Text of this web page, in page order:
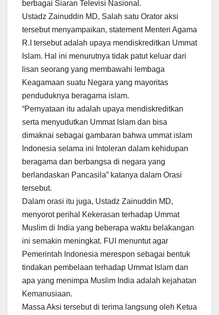
berbagai Siaran Televisi Nasional.
Ustadz Zainuddin MD, Salah satu Orator aksi
tersebut menyampaikan, statement Menteri Agama
R.I tersebut adalah upaya mendiskreditkan Ummat
Islam. Hal ini menurutnya tidak patut keluar dari
lisan seorang yang membawahi lembaga
Keagamaan suatu Negara yang mayoritas
penduduknya beragama islam.
“Pernyataan itu adalah upaya mendiskreditkan
serta menyudutkan Ummat Islam dan bisa
dimaknai sebagai gambaran bahwa ummat islam
Indonesia selama ini Intoleran dalam kehidupan
beragama dan berbangsa di negara yang
berlandaskan Pancasila” katanya dalam Orasi
tersebut.
Dalam orasi itu juga, Ustadz Zainuddin MD,
menyorot perihal Kekerasan terhadap Ummat
Muslim di India yang beberapa waktu belakangan
ini semakin meningkat. FUI menuntut agar
Pemerintah Indonesia merespon sebagai bentuk
tindakan pembelaan terhadap Ummat Islam dan
apa yang menimpa Muslim India adalah kejahatan
Kemanusiaan.
Massa Aksi tersebut di terima langsung oleh Ketua